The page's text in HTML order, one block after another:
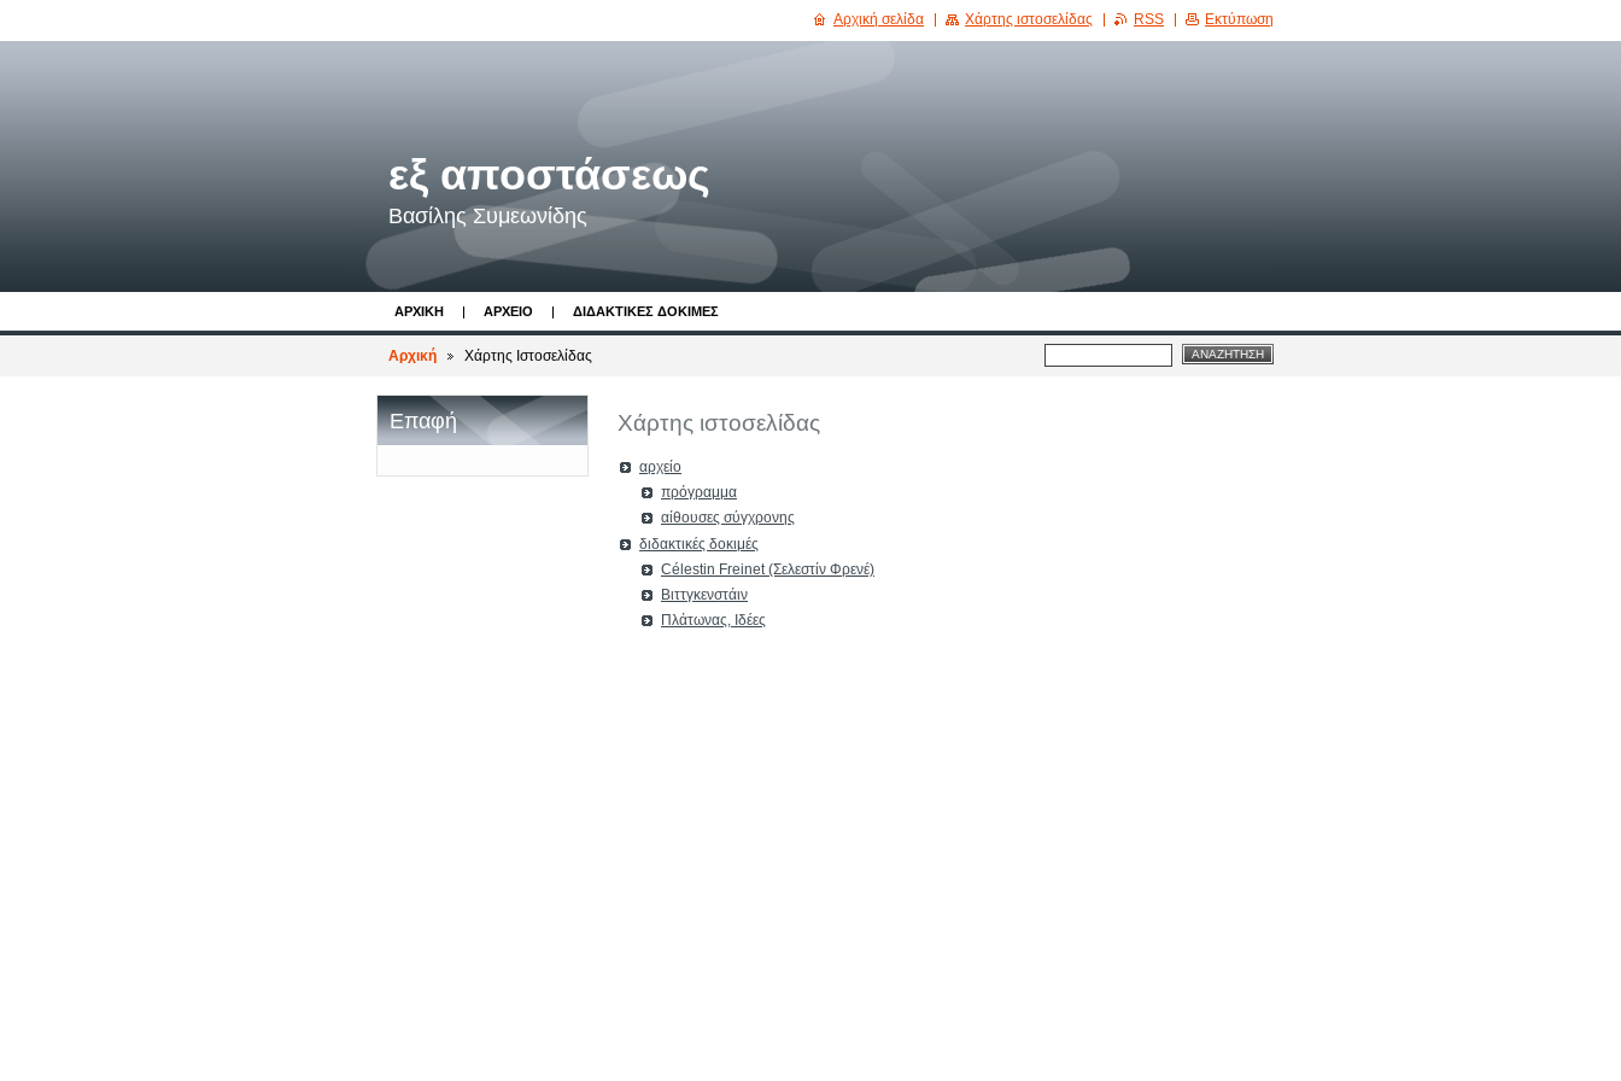
εξ αποστάσεως
Βασίλης Συμεωνίδης
ΑΡΧΙΚΉ ΑΡΧΕΊΟ ΔΙΔΑΚΤΙΚΈΣ ΔΟΚΙΜΈΣ
Αρχική Χάρτης Ιστοσελίδας
Χάρτης ιστοσελίδας
αρχείο
πρόγραμμα
αίθουσες σύγχρονης
διδακτικές δοκιμές
Célestin Freinet (Σελεστίν Φρενέ)
Βιττγκενστάιν
Πλάτωνας, Ιδέες
Επαφή
Αρχική σελίδα Χάρτης ιστοσελίδας RSS Εκτύπωση